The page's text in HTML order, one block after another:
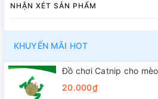
NHẬN XÉT SẢN PHẨM
KHUYẾN MÃI HOT
Đồ chơi Catnip cho
20.000₫